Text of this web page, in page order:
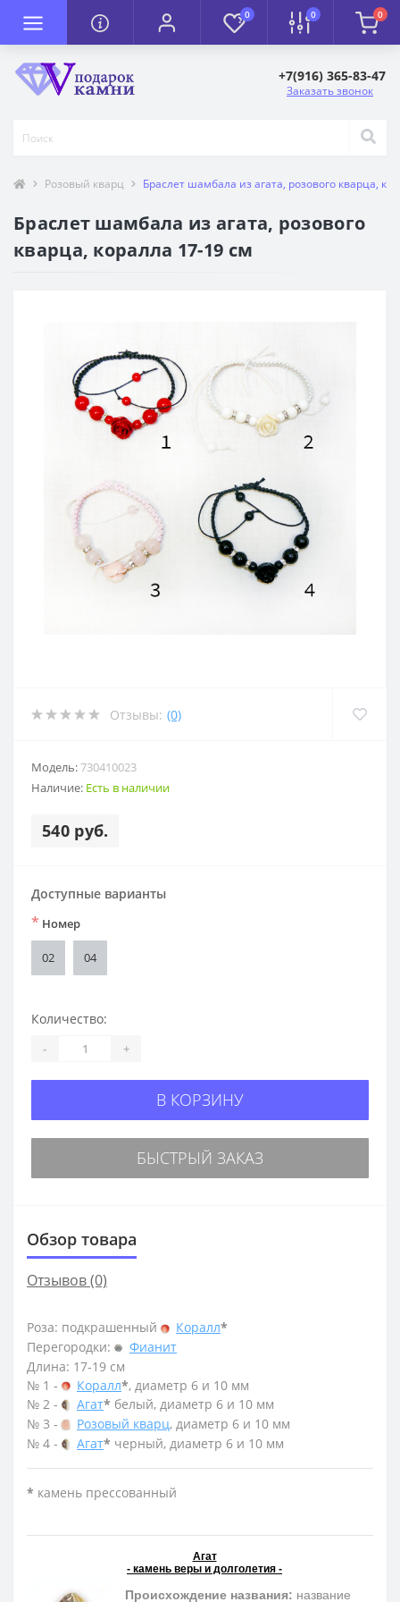
0 0 0
+7(916) 365-83-47
Заказать звонок
Розовый кварц Браслет шамбала из агата, розового кварца,
Браслет шамбала из агата, розового
кварца, коралла 17-19 см
Отзывы: (0)
Модель:730410023
Наличие: Есть в наличии
540 руб.
Доступные варианты
* Номер
02 04
Количество:
- +
В КОРЗИНУ
БЫСТРЫЙ ЗАКАЗ
Обзор товара
Отзывов (0)
Роза: подкрашенный Коралл*
Перегородки:
Фианит
Длина: 17-19 см
№ 1 -
Коралл*, диаметр 6 и 10 мм
№ 2 -
Агат* белый, диаметр 6 и 10 мм
№ 3 -
Розовый кварц, диаметр 6 и 10 мм
№ 4 -
Агат* черный, диаметр 6 и 10 мм
* камень прессованный
Агат
- камень веры и долголетия -
Происхождение названия: название